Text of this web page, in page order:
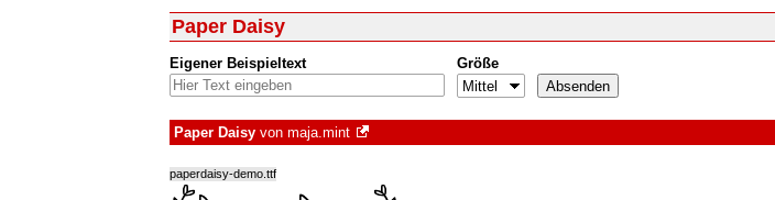
Paper Daisy
Eigener Beispieltext Größe
Paper Daisy von maja.mint
paperdaisy-demo.ttf